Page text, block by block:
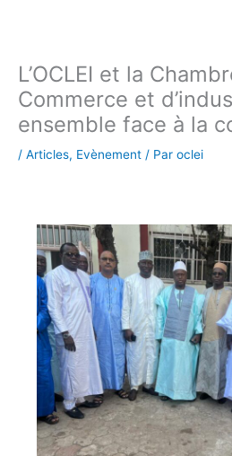
L’OCLEI et la
Commerce et
ensemble face à la
/ Articles, Evènement / Par oclei